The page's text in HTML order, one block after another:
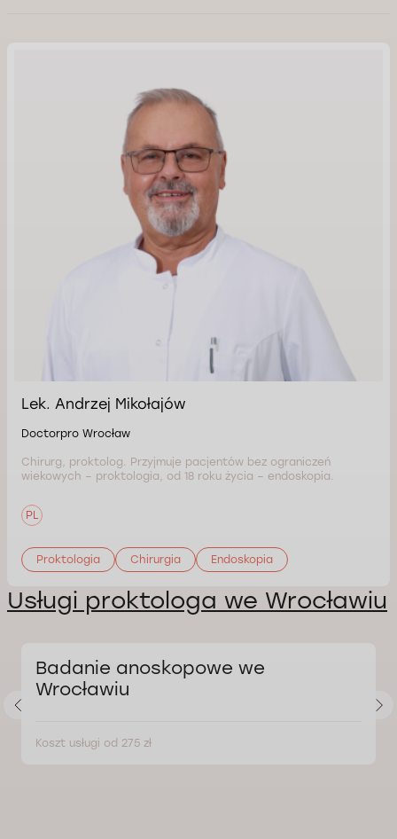
Lek. Andrzej Mikołajów
Doctorpro Wrocław
Chirurg, proktolog. Przyjmuje pacjentów bez ograniczeń
wiekowych – proktologia, od 18 roku życia – endoskopia.
PL
Proktologia Chirurgia Endoskopia
Usługi proktologa we Wrocławiu
Badanie anoskopowe we
Wrocławiu
Koszt usługi od 275 zł